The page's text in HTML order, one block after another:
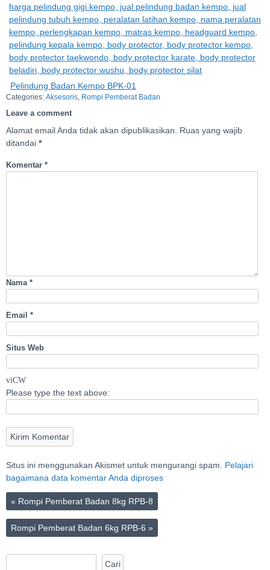
Pelindung Badan Kempo BPK-01
Categories: Aksesoris Rompi Pemberat Badan
Leave a comment
Alamat email Anda tidak akan dipublikasikan. Ruas yang wajib
ditandai *
Komentar *
Nama *
Email *
Situs Web
viCW
Please type the text above:
Situs ini menggunakan Akismet untuk mengurangi spam. Pelajari
bagaimana data komentar Anda diproses
« Rompi Pemberat Badan 8kg RPB-8
Rompi Pemberat Badan 6kg RPB-6 »